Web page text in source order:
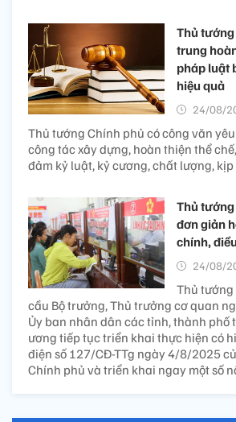
Thủ
trung
pháp luật
hiệu quả
24/08/
Thủ tướng Chính phủ có công văn
công tác xây dựng, hoàn thiện thể
đảm kỷ luật, kỷ cương, chất lượng,
Thủ
đơn giản
chính,
24/08/
Thủ tướng
cầu Bộ trưởng, Thủ trưởng cơ quan
Ủy ban nhân dân các tỉnh, thành phố
ương tiếp tục triển khai thực hiện có
điện số 127/CĐ-TTg ngày 4/8/2025
Chính phủ và triển khai ngay một số